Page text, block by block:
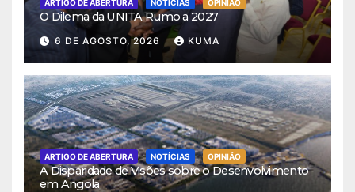
ARTIGO DE ABERTURA NOTÍCIAS OPINIÃO
O Dilema da UNITA Rumo a 2027
6 DE AGOSTO, 2026 KUMA
ARTIGO DE ABERTURA NOTÍCIAS OPINIÃO
A Disparidade de Visões sobre o Desenvolvimento
em Angola